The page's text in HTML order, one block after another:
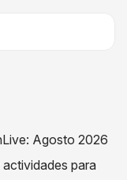
Agosto 2026
para